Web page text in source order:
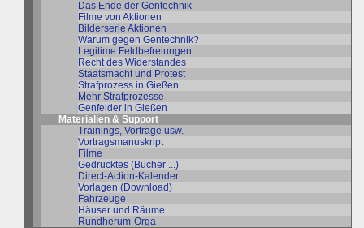
Das Ende der Gentechnik
Filme von Aktionen
Bilderserie Aktionen
Warum gegen Gentechnik?
Legitime Feldbefreiungen
Recht des Widerstandes
Staatsmacht und Protest
Strafprozess in Gießen
Mehr Strafprozesse
Genfelder in Gießen
Materialien & Support
Trainings, Vorträge usw.
Vortragsmanuskript
Filme
Gedrucktes (Bücher ...)
Direct-Action-Kalender
Vorlagen (Download)
Fahrzeuge
Häuser und Räume
Rundherum-Orga